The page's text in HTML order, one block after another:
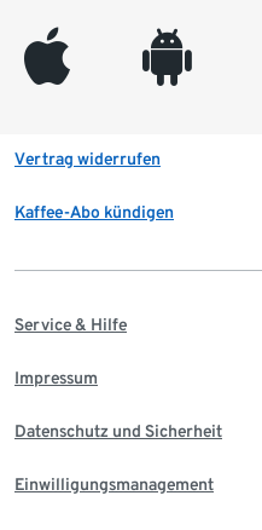
appleinc android
Vertrag widerrufen
Kaffee-Abo kündigen
Service & Hilfe
Impressum
Datenschutz und Sicherheit
Einwilligungsmanagement